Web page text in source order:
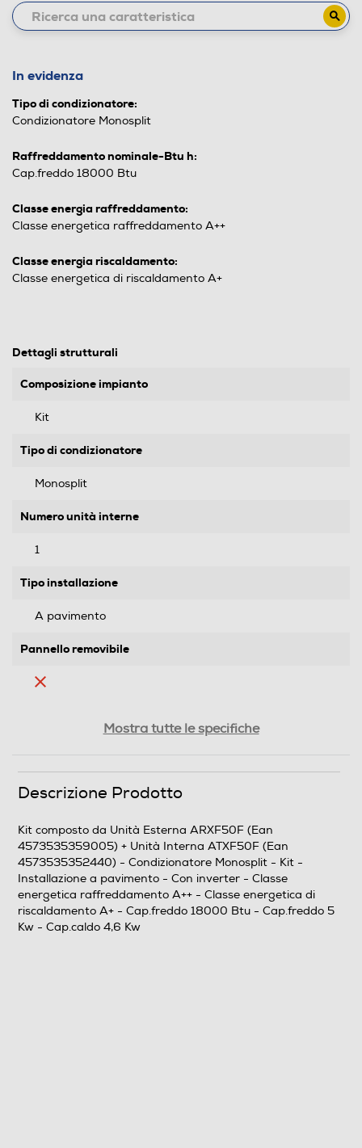
In evidenza
Tipo di condizionatore:
Condizionatore Monosplit
Raffreddamento nominale-Btu h:
Cap.freddo 18000 Btu
Classe energia raffreddamento:
Classe energetica raffreddamento A++
Classe energia riscaldamento:
Classe energetica di riscaldamento A+
Dettagli strutturali
Composizione impianto
Kit
Tipo di condizionatore
Monosplit
Numero unità interne
1
Tipo installazione
A pavimento
Pannello removibile
Prestazioni
Raffreddamento nominale-Btu h
18000
Mostra tutte le specifiche
Descrizione Prodotto
Kit composto da Unità Esterna ARXF50F (Ean
4573535359005) + Unità Interna ATXF50F (Ean
4573535352440) - Condizionatore Monosplit - Kit -
Installazione a pavimento - Con inverter - Classe
energetica raffreddamento A++ - Classe energetica di
riscaldamento A+ - Cap.freddo 18000 Btu - Cap.freddo 5
Kw - Cap.caldo 4,6 Kw